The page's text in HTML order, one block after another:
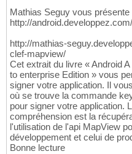
Mathias Seguy vous
http://
http://mathias-
clef-mapview/
Cet extrait du livre « Android
to enterprise Edition » vous
signer votre application. Il
où se trouve la commande
pour signer votre application.
compréhension est la
l'utilisation de l'api MapView
développement et celui de
Bonne lecture